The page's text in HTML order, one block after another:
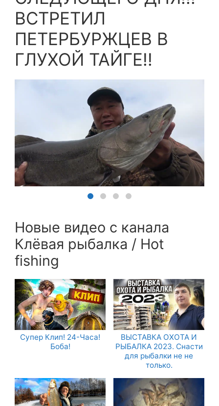
ВСТРЕТИЛ
ПЕТЕРБУРЖЦЕВ В
ГЛУХОЙ ТАЙГЕ!!
Новые видео с канала
Клёвая рыбалка / Hot
fishing
Супер Клип! 24-Часа!
Боба!
ВЫСТАВКА ОХОТА И
РЫБАЛКА 2023. Снасти
для рыбалки не не
только.